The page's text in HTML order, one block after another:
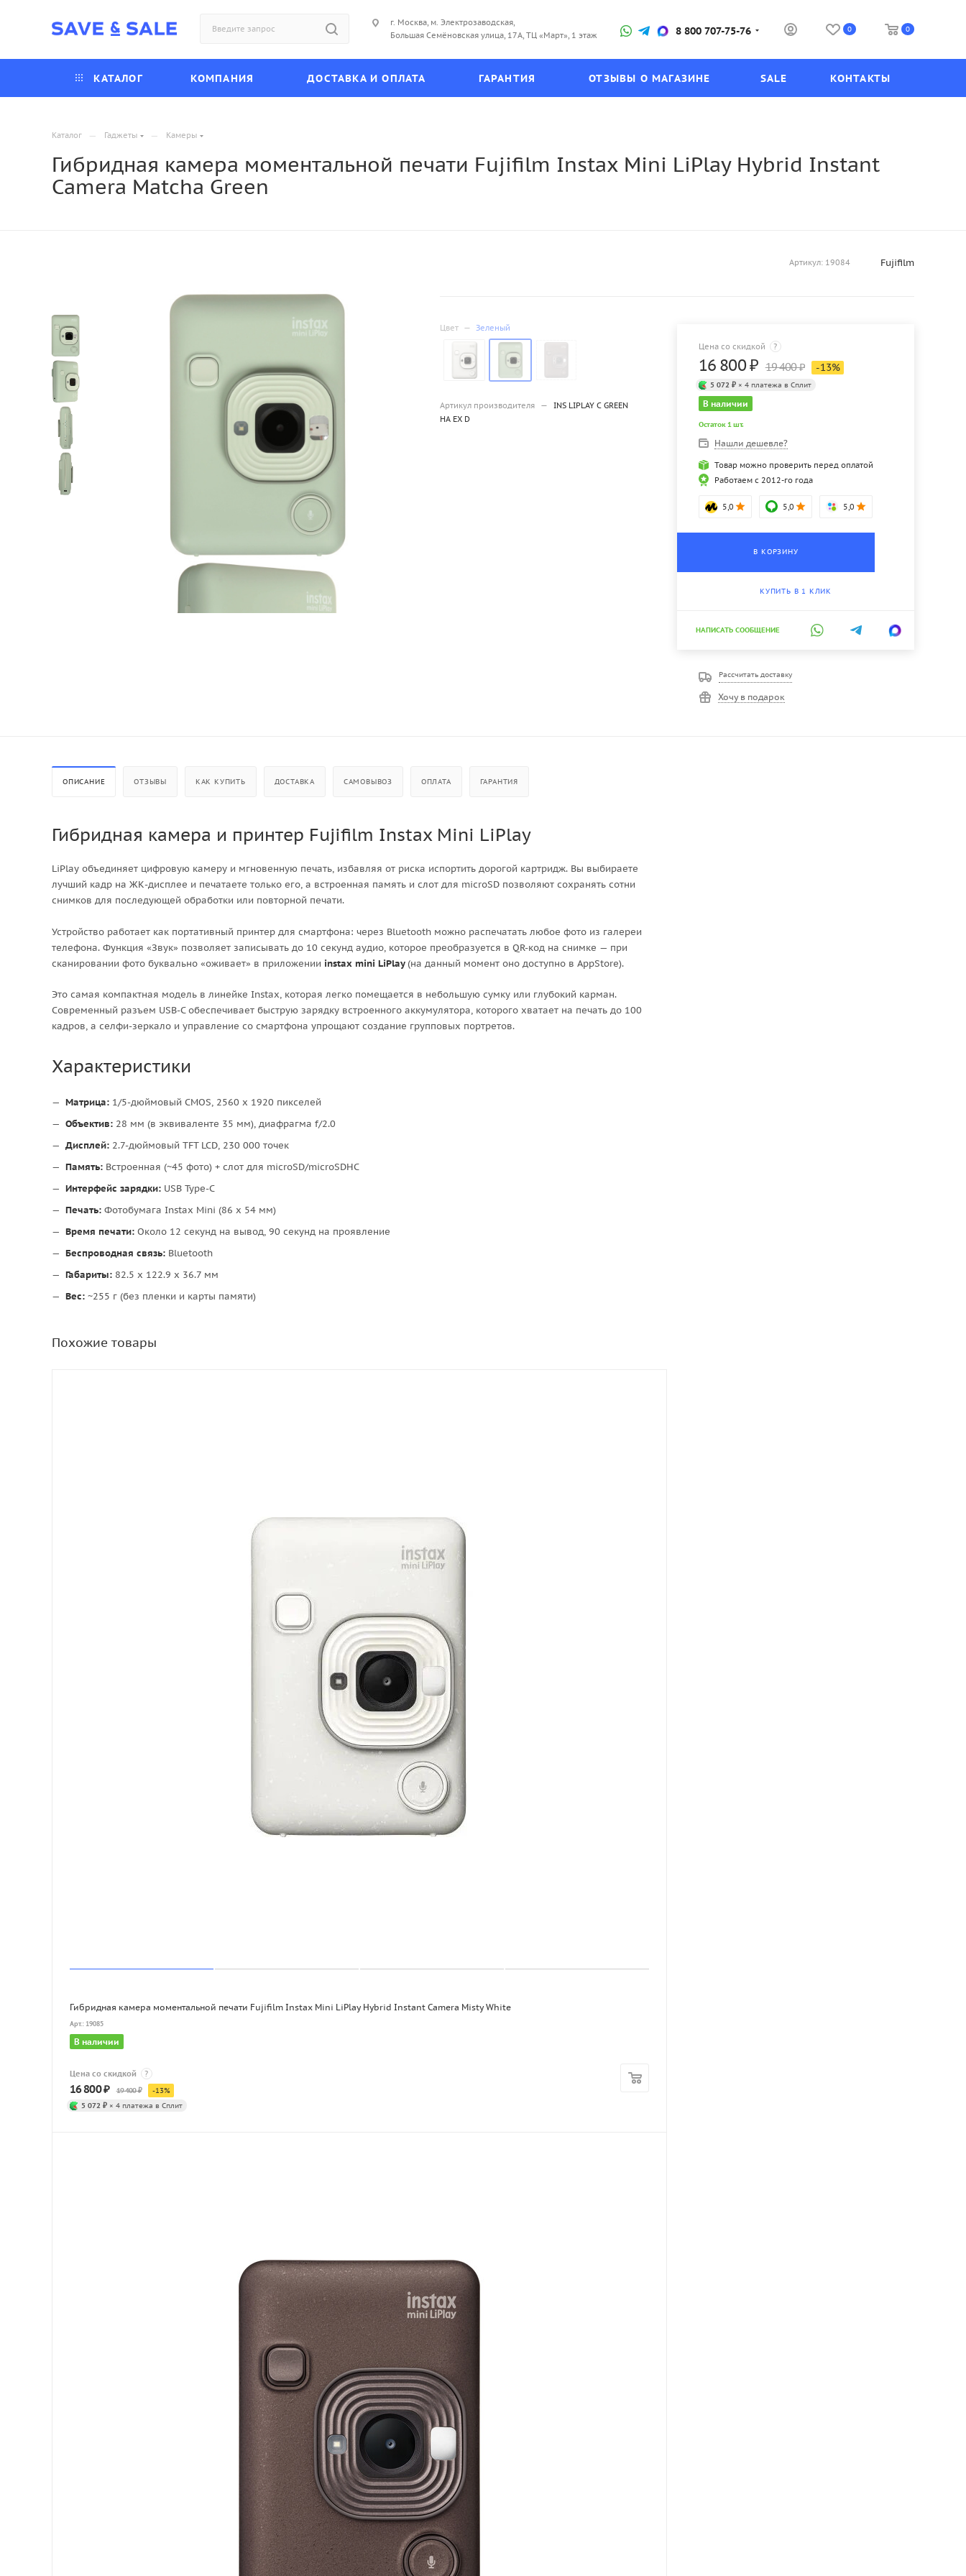
г. Москва, м. Электрозаводская,
Большая Семёновская улица, 17А, ТЦ «Март», 1 этаж
8 800 707-75-76 0 0
КАТАЛОГ КОМПАНИЯ ДОСТАВКА И ОПЛАТА ГАРАНТИЯ ОТЗЫВЫ О МАГАЗИНЕ SALE КОНТАКТЫ
Каталог — Гаджеты — Камеры
Гибридная камера моментальной печати Fujifilm Instax Mini LiPlay Hybrid Instant
Camera Matcha Green
Артикул: 19084 Fujifilm
Цвет — Зеленый
Артикул производителя —
INS LIPLAY C GREEN
HA EX D
Цена со скидкой ?
16 800₽ 19 400₽ -13%
5 072 ₽ × 4 платежа в Сплит
В наличии
Остаток 1 шт.
Нашли дешевле?
Товар можно проверить перед оплатой
Работаем с 2012-го года
5,0 5,0 5,0
В КОРЗИНУ
КУПИТЬ В 1 КЛИК
НАПИСАТЬ СООБЩЕНИЕ
Рассчитать доставку
Хочу в подарок
ОПИСАНИЕ ОТЗЫВЫ КАК КУПИТЬ ДОСТАВКА САМОВЫВОЗ ОПЛАТА ГАРАНТИЯ
Гибридная камера и принтер Fujifilm Instax Mini LiPlay
LiPlay объединяет цифровую камеру и мгновенную печать, избавляя от риска испортить дорогой картридж. Вы выбираете
лучший кадр на ЖК-дисплее и печатаете только его, а встроенная память и слот для microSD позволяют сохранять сотни
снимков для последующей обработки или повторной печати.
Устройство работает как портативный принтер для смартфона: через Bluetooth можно распечатать любое фото из галереи
телефона. Функция «Звук» позволяет записывать до 10 секунд аудио, которое преобразуется в QR-код на снимке — при
сканировании фото буквально «оживает» в приложении instax mini LiPlay (на данный момент оно доступно в AppStore).
Это самая компактная модель в линейке Instax, которая легко помещается в небольшую сумку или глубокий карман.
Современный разъем USB-C обеспечивает быструю зарядку встроенного аккумулятора, которого хватает на печать до 100
кадров, а селфи-зеркало и управление со смартфона упрощают создание групповых портретов.
Характеристики
Матрица: 1/5-дюймовый CMOS, 2560 x 1920 пикселей
Объектив: 28 мм (в эквиваленте 35 мм), диафрагма f/2.0
Дисплей: 2.7-дюймовый TFT LCD, 230 000 точек
Память: Встроенная (~45 фото) + слот для microSD/microSDHC
Интерфейс зарядки: USB Type-C
Печать: Фотобумага Instax Mini (86 x 54 мм)
Время печати: Около 12 секунд на вывод, 90 секунд на проявление
Беспроводная связь: Bluetooth
Габариты: 82.5 x 122.9 x 36.7 мм
Вес: ~255 г (без пленки и карты памяти)
Похожие товары
Гибридная камера моментальной печати Fujifilm Instax Mini LiPlay Hybrid Instant Camera Misty White
Арт.: 19085
В наличии
Цена со скидкой ?
16 800₽ 19 400₽ -13%
5 072 ₽ × 4 платежа в Сплит